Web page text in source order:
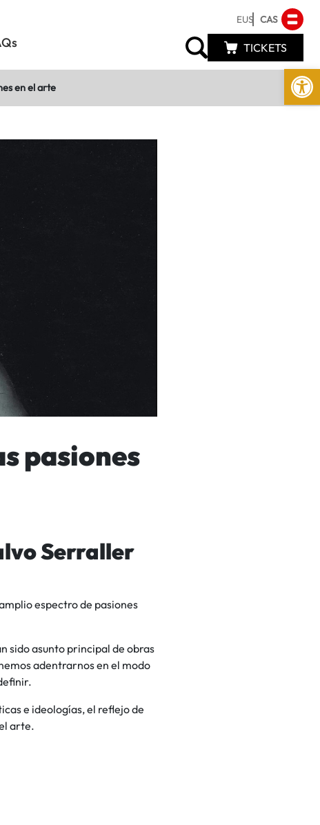
Abrir
EUS CAS
TICKETS
en el arte
pasiones
Serraller
espectro de pasiones
sido asunto principal de obras
adentrarnos en el modo
e ideologías, el reflejo de
arte.